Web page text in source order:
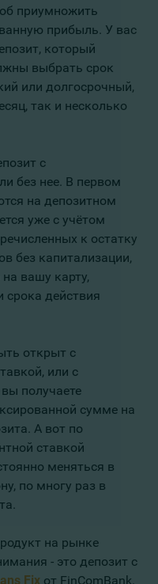
приумножить
прибыль. У вас
который
выбрать срок
или долгосрочный,
так и несколько
с
без нее. В первом
на депозитном
уже с учётом
к остатку
без капитализации,
вашу карту,
срока действия
открыт с
или с
получаете
сумме на
А вот по
ставкой
меняться в
по многу раз в
на рынке
- это депозит с
Fix от FinComBank.